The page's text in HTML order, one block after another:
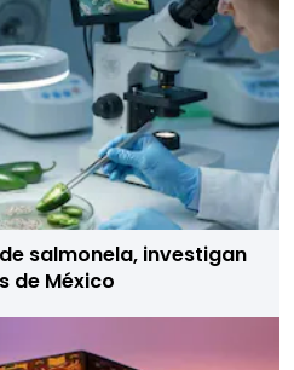
salmonela, investigan
de México